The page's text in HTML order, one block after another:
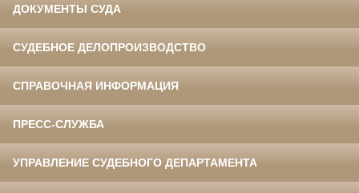
ДОКУМЕНТЫ СУДА
СУДЕБНОЕ ДЕЛОПРОИЗВОДСТВО
СПРАВОЧНАЯ ИНФОРМАЦИЯ
ПРЕСС-СЛУЖБА
УПРАВЛЕНИЕ СУДЕБНОГО ДЕПАРТАМЕНТА